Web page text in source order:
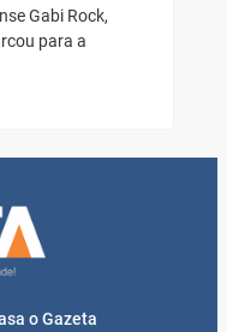
Gabi Rock,
para a
o Gazeta